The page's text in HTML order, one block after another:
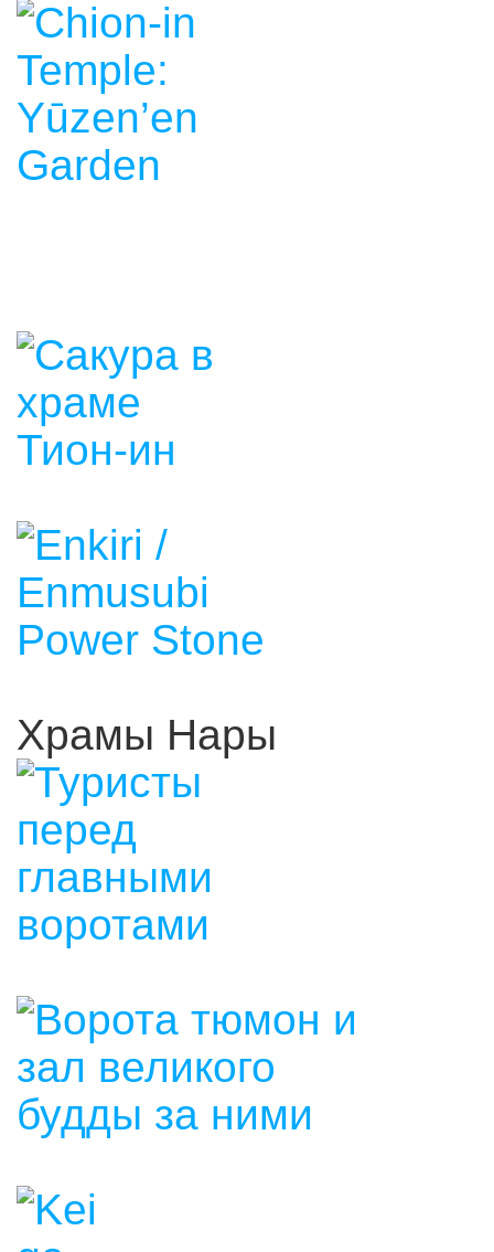
Храмы Нары